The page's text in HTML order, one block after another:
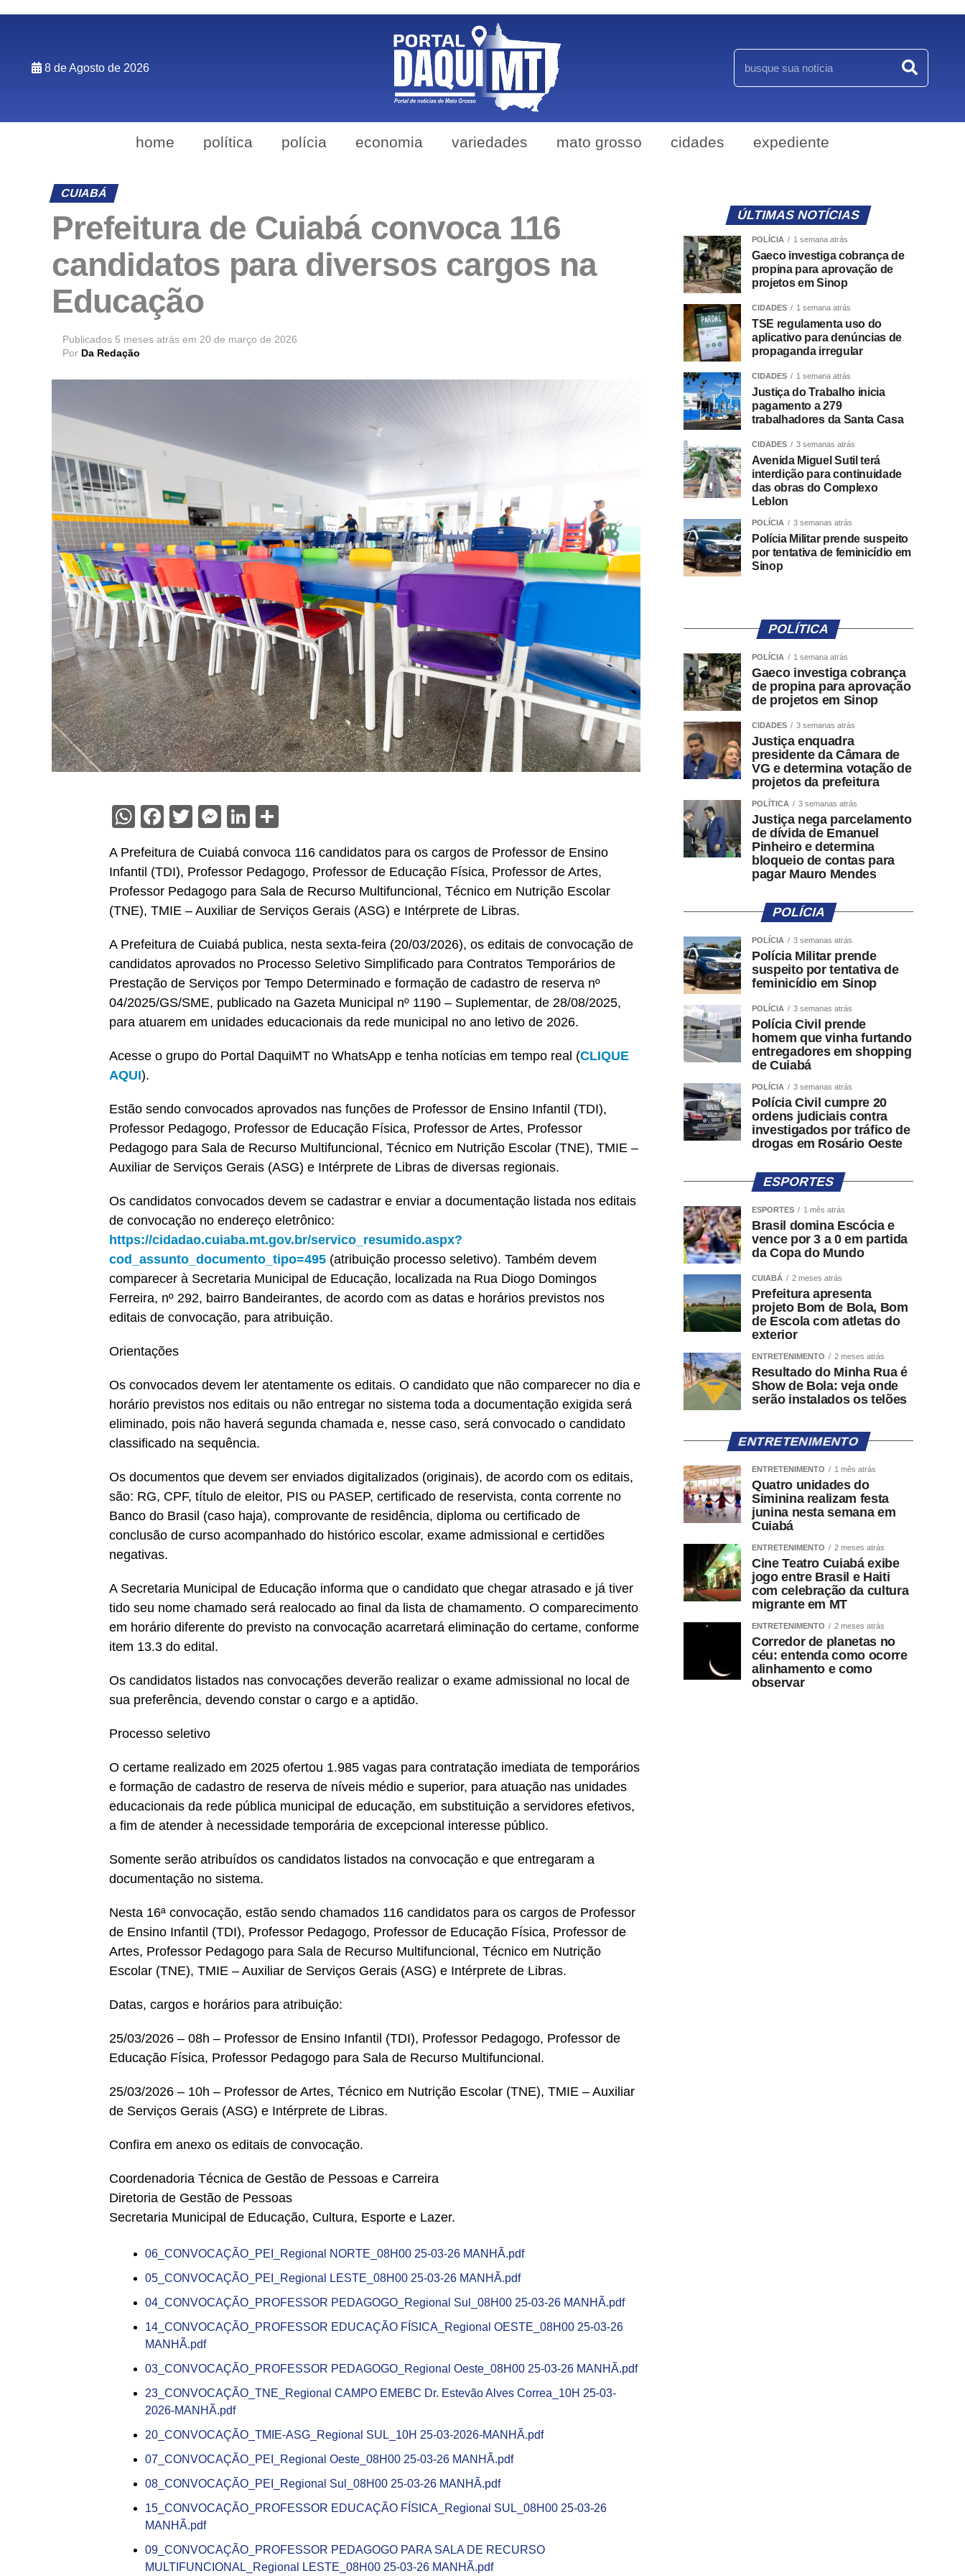
8 de Agosto de 2026
home política polícia economia variedades mato grosso cidades expediente
CUIABÁ
Prefeitura de Cuiabá convoca 116
candidatos para diversos cargos na
Educação
Publicados 5 meses atrás em 20 de março de 2026
Por Da Redação
WhatsApp
Facebook
Twitter
Messenger
LinkedIn
A Prefeitura de Cuiabá convoca 116 candidatos para os cargos de Professor de Ensino
Infantil (TDI), Professor Pedagogo, Professor de Educação Física, Professor de Artes,
Professor Pedagogo para Sala de Recurso Multifuncional, Técnico em Nutrição Escolar
(TNE), TMIE – Auxiliar de Serviços Gerais (ASG) e Intérprete de Libras.
A Prefeitura de Cuiabá publica, nesta sexta-feira (20/03/2026), os editais de convocação de
candidatos aprovados no Processo Seletivo Simplificado para Contratos Temporários de
Prestação de Serviços por Tempo Determinado e formação de cadastro de reserva nº
04/2025/GS/SME, publicado na Gazeta Municipal nº 1190 – Suplementar, de 28/08/2025,
para atuarem em unidades educacionais da rede municipal no ano letivo de 2026.
Acesse o grupo do Portal DaquiMT no WhatsApp e tenha notícias em tempo real (CLIQUE
AQUI).
Estão sendo convocados aprovados nas funções de Professor de Ensino Infantil (TDI),
Professor Pedagogo, Professor de Educação Física, Professor de Artes, Professor
Pedagogo para Sala de Recurso Multifuncional, Técnico em Nutrição Escolar (TNE), TMIE –
Auxiliar de Serviços Gerais (ASG) e Intérprete de Libras de diversas regionais.
Os candidatos convocados devem se cadastrar e enviar a documentação listada nos editais
de convocação no endereço eletrônico:
https://cidadao.cuiaba.mt.gov.br/servico_resumido.aspx?
cod_assunto_documento_tipo=495 (atribuição processo seletivo). Também devem
comparecer à Secretaria Municipal de Educação, localizada na Rua Diogo Domingos
Ferreira, nº 292, bairro Bandeirantes, de acordo com as datas e horários previstos nos
editais de convocação, para atribuição.
Orientações
Os convocados devem ler atentamente os editais. O candidato que não comparecer no dia e
horário previstos nos editais ou não entregar no sistema toda a documentação exigida será
eliminado, pois não haverá segunda chamada e, nesse caso, será convocado o candidato
classificado na sequência.
Os documentos que devem ser enviados digitalizados (originais), de acordo com os editais,
são: RG, CPF, título de eleitor, PIS ou PASEP, certificado de reservista, conta corrente no
Banco do Brasil (caso haja), comprovante de residência, diploma ou certificado de
conclusão de curso acompanhado do histórico escolar, exame admissional e certidões
negativas.
A Secretaria Municipal de Educação informa que o candidato que chegar atrasado e já tiver
tido seu nome chamado será realocado ao final da lista de chamamento. O comparecimento
em horário diferente do previsto na convocação acarretará eliminação do certame, conforme
item 13.3 do edital.
Os candidatos listados nas convocações deverão realizar o exame admissional no local de
sua preferência, devendo constar o cargo e a aptidão.
Processo seletivo
O certame realizado em 2025 ofertou 1.985 vagas para contratação imediata de temporários
e formação de cadastro de reserva de níveis médio e superior, para atuação nas unidades
educacionais da rede pública municipal de educação, em substituição a servidores efetivos,
a fim de atender à necessidade temporária de excepcional interesse público.
Somente serão atribuídos os candidatos listados na convocação e que entregaram a
documentação no sistema.
Nesta 16ª convocação, estão sendo chamados 116 candidatos para os cargos de Professor
de Ensino Infantil (TDI), Professor Pedagogo, Professor de Educação Física, Professor de
Artes, Professor Pedagogo para Sala de Recurso Multifuncional, Técnico em Nutrição
Escolar (TNE), TMIE – Auxiliar de Serviços Gerais (ASG) e Intérprete de Libras.
Datas, cargos e horários para atribuição:
25/03/2026 – 08h – Professor de Ensino Infantil (TDI), Professor Pedagogo, Professor de
Educação Física, Professor Pedagogo para Sala de Recurso Multifuncional.
25/03/2026 – 10h – Professor de Artes, Técnico em Nutrição Escolar (TNE), TMIE – Auxiliar
de Serviços Gerais (ASG) e Intérprete de Libras.
Confira em anexo os editais de convocação.
Coordenadoria Técnica de Gestão de Pessoas e Carreira
Diretoria de Gestão de Pessoas
Secretaria Municipal de Educação, Cultura, Esporte e Lazer.
06_CONVOCAÇÃO_PEI_Regional NORTE_08H00 25-03-26 MANHÃ.pdf
05_CONVOCAÇÃO_PEI_Regional LESTE_08H00 25-03-26 MANHÃ.pdf
04_CONVOCAÇÃO_PROFESSOR PEDAGOGO_Regional Sul_08H00 25-03-26 MANHÃ.pdf
14_CONVOCAÇÃO_PROFESSOR EDUCAÇÃO FÍSICA_Regional OESTE_08H00 25-03-26
MANHÃ.pdf
03_CONVOCAÇÃO_PROFESSOR PEDAGOGO_Regional Oeste_08H00 25-03-26 MANHÃ.pdf
23_CONVOCAÇÃO_TNE_Regional CAMPO EMEBC Dr. Estevão Alves Correa_10H 25-03-
2026-MANHÃ.pdf
20_CONVOCAÇÃO_TMIE-ASG_Regional SUL_10H 25-03-2026-MANHÃ.pdf
07_CONVOCAÇÃO_PEI_Regional Oeste_08H00 25-03-26 MANHÃ.pdf
08_CONVOCAÇÃO_PEI_Regional Sul_08H00 25-03-26 MANHÃ.pdf
15_CONVOCAÇÃO_PROFESSOR EDUCAÇÃO FÍSICA_Regional SUL_08H00 25-03-26
MANHÃ.pdf
09_CONVOCAÇÃO_PROFESSOR PEDAGOGO PARA SALA DE RECURSO
MULTIFUNCIONAL_Regional LESTE_08H00 25-03-26 MANHÃ.pdf
ÚLTIMAS NOTÍCIAS
POLÍCIA 1 semana atrás
Gaeco investiga cobrança de
propina para aprovação de
projetos em Sinop
CIDADES 1 semana atrás
TSE regulamenta uso do
aplicativo para denúncias de
propaganda irregular
CIDADES 1 semana atrás
Justiça do Trabalho inicia
pagamento a 279
trabalhadores da Santa Casa
CIDADES 3 semanas atrás
Avenida Miguel Sutil terá
interdição para continuidade
das obras do Complexo
Leblon
POLÍCIA 3 semanas atrás
Polícia Militar prende suspeito
por tentativa de feminicídio em
Sinop
POLÍTICA
POLÍCIA 1 semana atrás
Gaeco investiga cobrança
de propina para aprovação
de projetos em Sinop
CIDADES 3 semanas atrás
Justiça enquadra
presidente da Câmara de
VG e determina votação de
projetos da prefeitura
POLÍTICA 3 semanas atrás
Justiça nega parcelamento
de dívida de Emanuel
Pinheiro e determina
bloqueio de contas para
pagar Mauro Mendes
POLÍCIA
POLÍCIA 3 semanas atrás
Polícia Militar prende
suspeito por tentativa de
feminicídio em Sinop
POLÍCIA 3 semanas atrás
Polícia Civil prende
homem que vinha furtando
entregadores em shopping
de Cuiabá
POLÍCIA 3 semanas atrás
Polícia Civil cumpre 20
ordens judiciais contra
investigados por tráfico de
drogas em Rosário Oeste
ESPORTES
ESPORTES 1 mês atrás
Brasil domina Escócia e
vence por 3 a 0 em partida
da Copa do Mundo
CUIABÁ 2 meses atrás
Prefeitura apresenta
projeto Bom de Bola, Bom
de Escola com atletas do
exterior
ENTRETENIMENTO 2 meses atrás
Resultado do Minha Rua é
Show de Bola: veja onde
serão instalados os telões
ENTRETENIMENTO
ENTRETENIMENTO 1 mês atrás
Quatro unidades do
Siminina realizam festa
junina nesta semana em
Cuiabá
ENTRETENIMENTO 2 meses atrás
Cine Teatro Cuiabá exibe
jogo entre Brasil e Haiti
com celebração da cultura
migrante em MT
ENTRETENIMENTO 2 meses atrás
Corredor de planetas no
céu: entenda como ocorre
alinhamento e como
observar